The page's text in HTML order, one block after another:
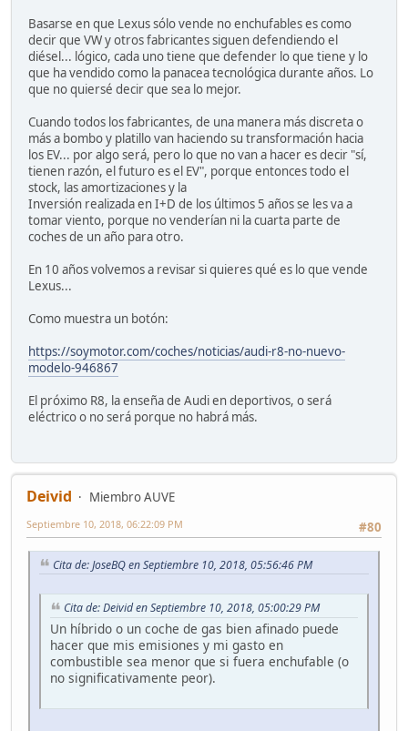
Basarse en que Lexus sólo vende no enchufables es como
decir que VW y otros fabricantes siguen defendiendo el
diésel... lógico, cada uno tiene que defender lo que tiene y lo
que ha vendido como la panacea tecnológica durante años. Lo
que no quiersé decir que sea lo mejor.
Cuando todos los fabricantes, de una manera más discreta o
más a bombo y platillo van haciendo su transformación hacia
los EV... por algo será, pero lo que no van a hacer es decir "sí,
tienen razón, el futuro es el EV", porque entonces todo el
stock, las amortizaciones y la
Inversión realizada en I+D de los últimos 5 años se les va a
tomar viento, porque no venderían ni la cuarta parte de
coches de un año para otro.
En 10 años volvemos a revisar si quieres qué es lo que vende
Lexus...
Como muestra un botón:
https://soymotor.com/coches/noticias/audi-r8-no-nuevo-
modelo-946867
El próximo R8, la enseña de Audi en deportivos, o será
eléctrico o no será porque no habrá más.
Deivid
Miembro AUVE
#80
Septiembre 10, 2018, 06:22:09 PM
Cita de: JoseBQ en Septiembre 10, 2018, 05:56:46 PM
Cita de: Deivid en Septiembre 10, 2018, 05:00:29 PM
Un híbrido o un coche de gas bien afinado puede
hacer que mis emisiones y mi gasto en
combustible sea menor que si fuera enchufable (o
no significativamente peor).